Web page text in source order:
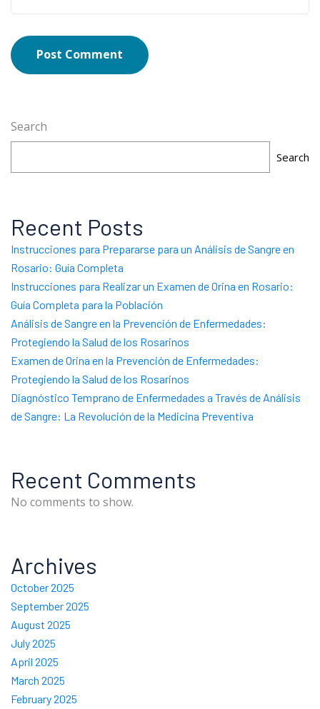
Post Comment
Search
Search
Recent Posts
Instrucciones para Prepararse para un Análisis de Sangre en
Rosario: Guía Completa
Instrucciones para Realizar un Examen de Orina en Rosario:
Guía Completa para la Población
Análisis de Sangre en la Prevención de Enfermedades:
Protegiendo la Salud de los Rosarinos
Examen de Orina en la Prevención de Enfermedades:
Protegiendo la Salud de los Rosarinos
Diagnóstico Temprano de Enfermedades a Través de Análisis
de Sangre: La Revolución de la Medicina Preventiva
Recent Comments
No comments to show.
Archives
October 2025
September 2025
August 2025
July 2025
April 2025
March 2025
February 2025